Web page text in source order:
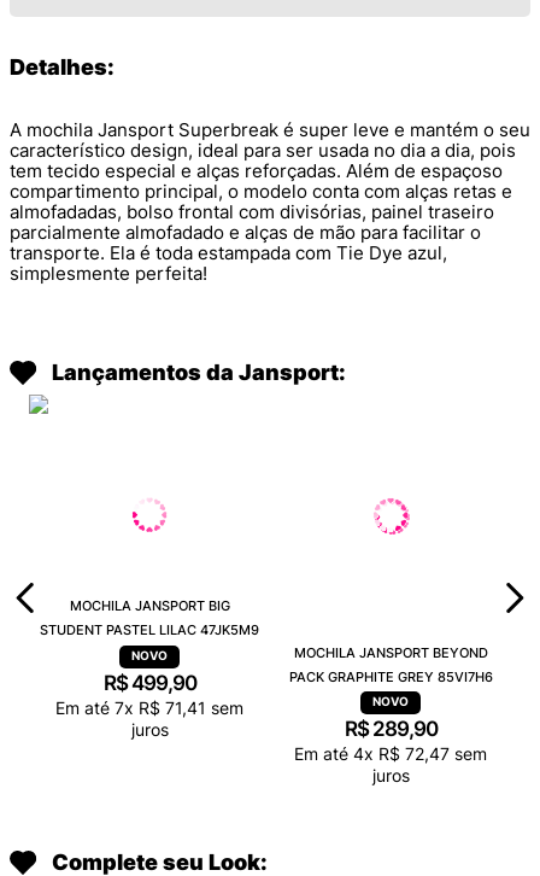
Detalhes:
A mochila Jansport Superbreak é super leve e mantém o seu
característico design, ideal para ser usada no dia a dia, pois
tem tecido especial e alças reforçadas. Além de espaçoso
compartimento principal, o modelo conta com alças retas e
almofadadas, bolso frontal com divisórias, painel traseiro
parcialmente almofadado e alças de mão para facilitar o
transporte. Ela é toda estampada com Tie Dye azul,
simplesmente perfeita!
Lançamentos da Jansport:
MOCHILA JANSPORT BIG
STUDENT PASTEL LILAC 47JK5M9
R$499,90
Em até 7x R$ 71,41 sem
juros
MOCHILA JANSPORT BEYOND
PACK GRAPHITE GREY 85VI7H6
R$ 289,90
Em até 4x R$ 72,47 sem
juros
Complete seu Look: